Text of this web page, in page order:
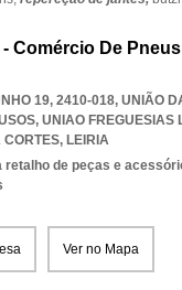
- Comércio De
19, 2410-018, UNIÃO
, UNIAO FREGUESIAS
CORTES, LEIRIA
retalho de peças e
Ver no Mapa